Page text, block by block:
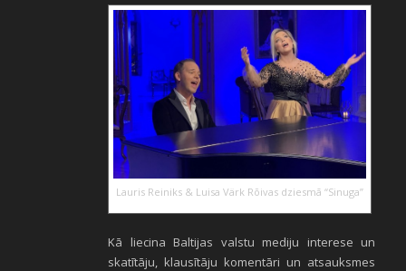
Lauris Reiniks & Luisa Värk Rõivas dziesmā “Sinuga”
Kā liecina Baltijas valstu mediju interese un
skatītāju, klausītāju komentāri un atsauksmes